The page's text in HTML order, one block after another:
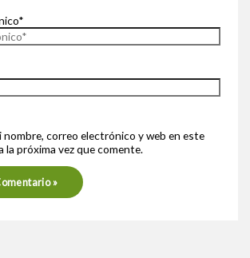
nombre, correo electrónico y web en este
la próxima vez que comente.